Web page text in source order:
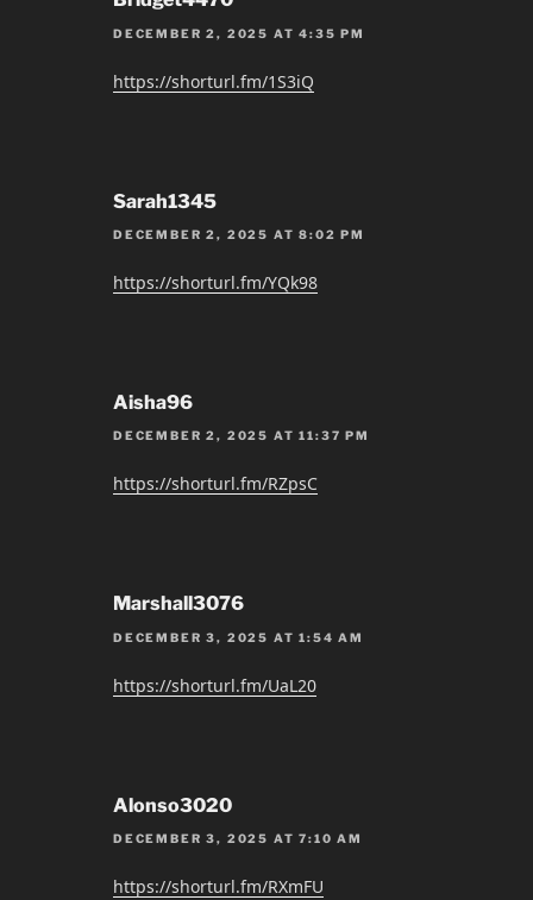
DECEMBER 2, 2025 AT 4:35 PM
https://shorturl.fm/1S3iQ
Sarah1345
DECEMBER 2, 2025 AT 8:02 PM
https://shorturl.fm/YQk98
Aisha96
DECEMBER 2, 2025 AT 11:37 PM
https://shorturl.fm/RZpsC
Marshall3076
DECEMBER 3, 2025 AT 1:54 AM
https://shorturl.fm/UaL20
Alonso3020
DECEMBER 3, 2025 AT 7:10 AM
https://shorturl.fm/RXmFU